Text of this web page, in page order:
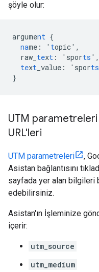
şöyle olur:
argument {
name : ' topic' ,
raw_ text : 'sports ' ,
text _value : 'sports
}
UTM
URL'leri
UTM parametreleri
,
Asistan bağlantısını
sayfada yer alan bilgileri
edebilirsiniz.
Asistan'ın İşleminize
içerir:
utm_source
utm_medium